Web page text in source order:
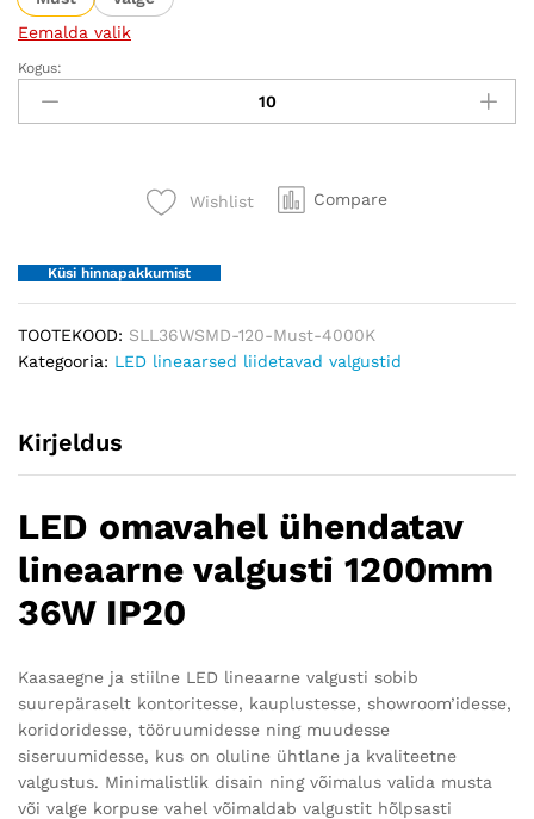
Eemalda valik
LED
omavahel
ühendatav
quantity
Kogus:
Wishlist Compare
Küsi hinnapakkumist
TOOTEKOOD: SLL36WSMD-120-Must-4000K
Kategooria: LED lineaarsed liidetavad valgustid
Kirjeldus
LED omavahel ühendatav
lineaarne valgusti 1200mm
36W IP20
Kaasaegne ja stiilne LED lineaarne valgusti sobib
suurepäraselt kontoritesse, kauplustesse, showroom’idesse,
koridoridesse, tööruumidesse ning muudesse
siseruumidesse, kus on oluline ühtlane ja kvaliteetne
valgustus. Minimalistlik disain ning võimalus valida musta
või valge korpuse vahel võimaldab valgustit hõlpsasti